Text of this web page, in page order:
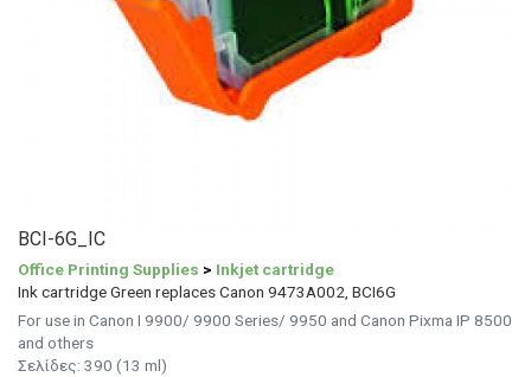
BCI-6G_IC
Office Printing Supplies > Inkjet cartridge
Ink cartridge Green replaces Canon 9473A002, BCI6G
For use in Canon I 9900/ 9900 Series/ 9950 and Canon Pixma IP 8500
and others
Σελίδες: 390 (13 ml)